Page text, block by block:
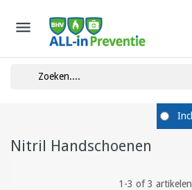

Nitril Handschoenen
1-3 of 3 artikelen